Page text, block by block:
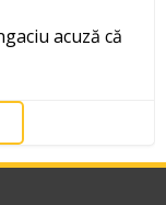
acuză că